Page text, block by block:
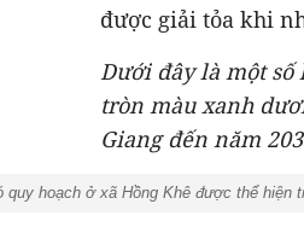
được giải tỏa khi
Dưới đây là một số
tròn màu xanh
Giang đến năm
quy hoạch ở xã Hồng Khê được thể hiện